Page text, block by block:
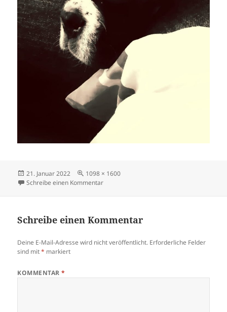
Veröffentlicht
am
21. Januar 2022 Originalgröße
1098 × 1600
Schreibe einen Kommentarzu ede15w-1
Schreibe einen Kommentar
Deine E-Mail-Adresse wird nicht veröffentlicht. Erforderliche Felder
sind mit* markiert
KOMMENTAR*